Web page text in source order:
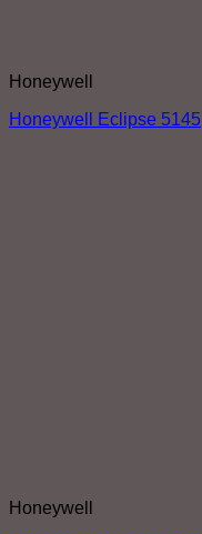
Honeywell
Honeywell Eclipse 5145
Honeywell